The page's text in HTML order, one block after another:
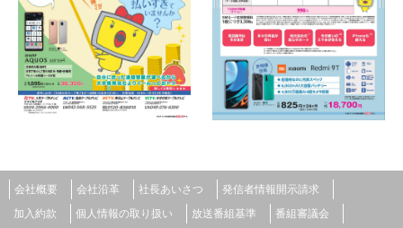
会社概要 会社沿革 社長あいさつ
発信者情報開示請求
加入約款
個人情報の取り扱い 放送番組基準
番組審議会